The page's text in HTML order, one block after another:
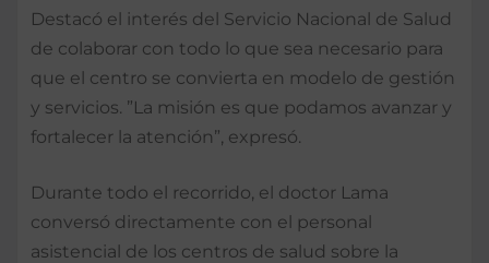
Destacó el interés del Servicio Nacional de Salud
de colaborar con todo lo que sea necesario para
que el centro se convierta en modelo de gestión
y servicios. ”La misión es que podamos avanzar y
fortalecer la atención”, expresó.
Durante todo el recorrido, el doctor Lama
conversó directamente con el personal
asistencial de los centros de salud sobre la